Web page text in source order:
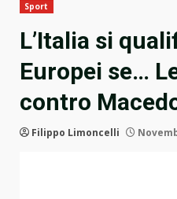
Sport
L’Italia si
Europei se…
contro
Filippo Limoncelli